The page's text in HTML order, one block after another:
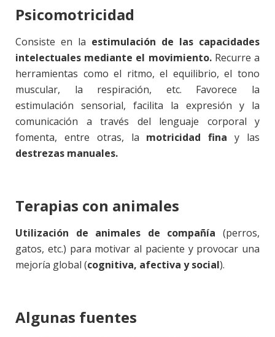
Psicomotricidad
Consiste en la estimulación de las capacidades
intelectuales mediante el movimiento.Recurre a
herramientas como el ritmo, el equilibrio, el tono
muscular, la respiración, etc. Favorece la
estimulación sensorial, facilita la expresión y la
comunicación a través del lenguaje corporal y
fomenta, entre otras, la motricidad fina y las
destrezas manuales.
Terapias con animales
Utilización de animales de compañía (perros,
gatos, etc.) para motivar al paciente y provocar una
mejoría global (cognitiva, afectiva y social).
Algunas fuentes